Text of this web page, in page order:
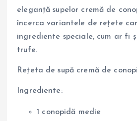
eleganță supelor cremă de
încerca variantele de rețete
ingrediente speciale, cum ar fi
trufe.
Rețeta de supă cremă de
Ingrediente:
1 conopidă medie